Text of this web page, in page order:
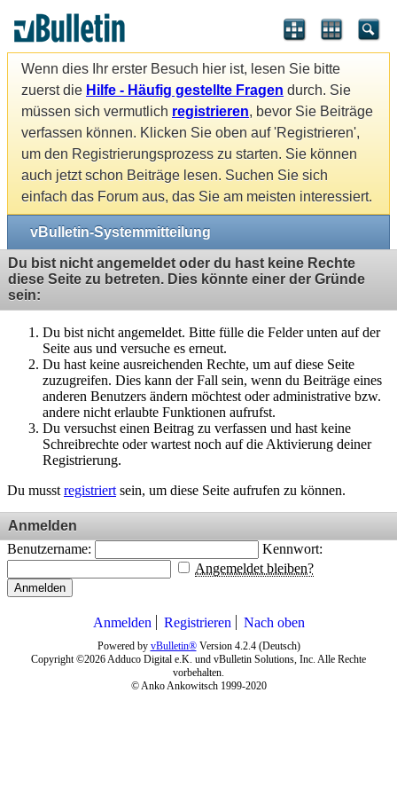
Wenn dies Ihr erster Besuch hier ist, lesen Sie bitte
zuerst die Hilfe - Häufig gestellte Fragen durch. Sie
müssen sich vermutlich registrieren, bevor Sie Beiträge
verfassen können. Klicken Sie oben auf 'Registrieren',
um den Registrierungsprozess zu starten. Sie können
auch jetzt schon Beiträge lesen. Suchen Sie sich
einfach das Forum aus, das Sie am meisten interessiert.
vBulletin-Systemmitteilung
Du bist nicht angemeldet oder du hast keine Rechte
diese Seite zu betreten. Dies könnte einer der Gründe
sein:
Du bist nicht angemeldet. Bitte fülle die Felder unten auf der
Seite aus und versuche es erneut.
Du hast keine ausreichenden Rechte, um auf diese Seite
zuzugreifen. Dies kann der Fall sein, wenn du Beiträge eines
anderen Benutzers ändern möchtest oder administrative bzw.
andere nicht erlaubte Funktionen aufrufst.
Du versuchst einen Beitrag zu verfassen und hast keine
Schreibrechte oder wartest noch auf die Aktivierung deiner
Registrierung.
Du musst registriert sein, um diese Seite aufrufen zu können.
Anmelden
Benutzername:
Kennwort:
Angemeldet bleiben?
Anmelden
Anmelden Registrieren Nach oben
Powered by vBulletin®Version 4.2.4 (Deutsch)
Copyright ©2026 Adduco Digital e.K. und vBulletin Solutions, Inc. Alle Rechte
vorbehalten.
© Anko Ankowitsch 1999-2020